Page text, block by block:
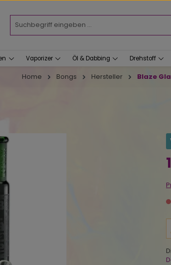
Vaporizer Öl & Dabbing Drehstoff
Home Bongs Hersteller Blaze